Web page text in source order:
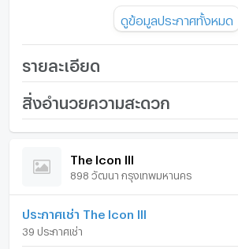
ไซส์ ระเบียงพร้อมไฟสร้างบรรยากาศยามค่
ไฟฟ้าครบ พร้อมเข้าอยู่ทันที
โครงการ Icon III เป็นคอนโด Low-Rise
บรรยากาศร่มรื่น ใกล้ J Avenue, The
จุดเด่น
• 89.20 ตร.ม. ขนาดใหญ่พิเศษ
• บรรยากาศส่วนตัว ร่มรื่น
• พร้อมเข้าอยู่
ในทองหล่อหาได้ยากมาก
ดูข้อมูลประกาศทั้งหมด
รายละเอียด
ชื่อโครงการ
รูปแบบห้อง
จำนวนห้องนอน
สิ่งอำนวยความสะดวก
ภายในห้อง ภายในโครงการ
เฟอร์นิเจอร์
โทรศัพท์บ้าน
The Icon III
898 วัฒนา กรุงเทพมหานคร
ประกาศเช่า The Icon III
39 ประกาศเช่า